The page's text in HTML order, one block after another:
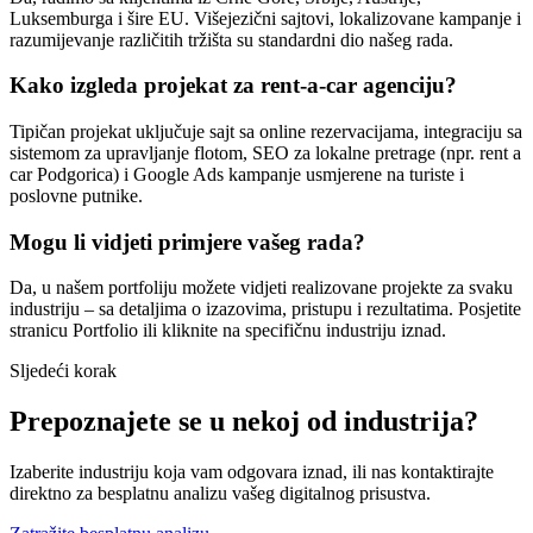
Luksemburga i šire EU. Višejezični sajtovi, lokalizovane kampanje i
razumijevanje različitih tržišta su standardni dio našeg rada.
Kako izgleda projekat za rent-a-car agenciju?
Tipičan projekat uključuje sajt sa online rezervacijama, integraciju sa
sistemom za upravljanje flotom, SEO za lokalne pretrage (npr. rent a
car Podgorica) i Google Ads kampanje usmjerene na turiste i
poslovne putnike.
Mogu li vidjeti primjere vašeg rada?
Da, u našem portfoliju možete vidjeti realizovane projekte za svaku
industriju – sa detaljima o izazovima, pristupu i rezultatima. Posjetite
stranicu Portfolio ili kliknite na specifičnu industriju iznad.
Sljedeći korak
Prepoznajete se u nekoj od industrija?
Izaberite industriju koja vam odgovara iznad, ili nas kontaktirajte
direktno za besplatnu analizu vašeg digitalnog prisustva.